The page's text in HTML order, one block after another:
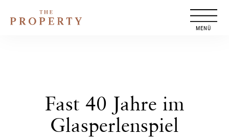
Inhalt
Fast 40 Jahre im
Glasperlenspiel